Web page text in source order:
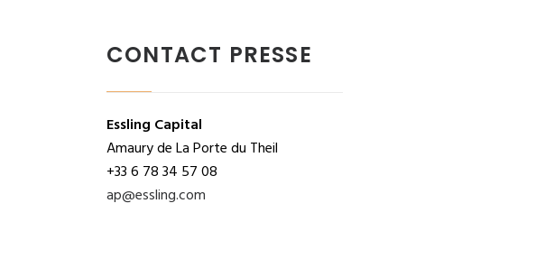
CONTACT PRESSE
Essling Capital
Amaury de La Porte du Theil
+33 6 78 34 57 08
ap@essling.com